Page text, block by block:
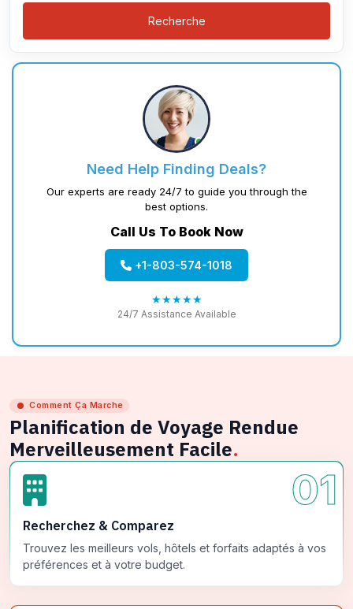
Recherche
Need Help Finding Deals?
Our experts are ready 24/7 to guide you through the
best options.
Call Us To Book Now
+1-803-574-1018
★★★★★
24/7 Assistance Available
Comment Ça Marche
Planification de Voyage Rendue
Merveilleusement Facile.
01
Recherchez & Comparez
Trouvez les meilleurs vols, hôtels et forfaits adaptés à vos
préférences et à votre budget.